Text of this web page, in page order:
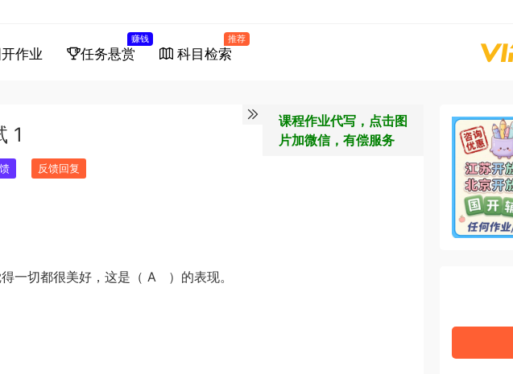
作业 任务悬赏
赚钱
科目检索
推荐
1
反馈回复
一切都很美好，这是（ A ）的表现。
课程作业代写，点击图
片加微信，有偿服务